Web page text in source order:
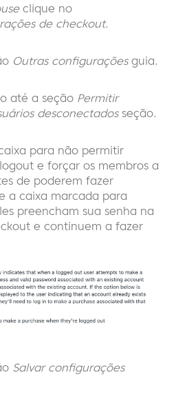
clique no
de checkout.
Outras configuraçõesguia.
até a seção Permitir
desconectadosseção.
para não permitir
e forçar os membros a
de poderem fazer
a caixa marcada para
preencham sua senha na
e continuem a fazer
Salvar configurações